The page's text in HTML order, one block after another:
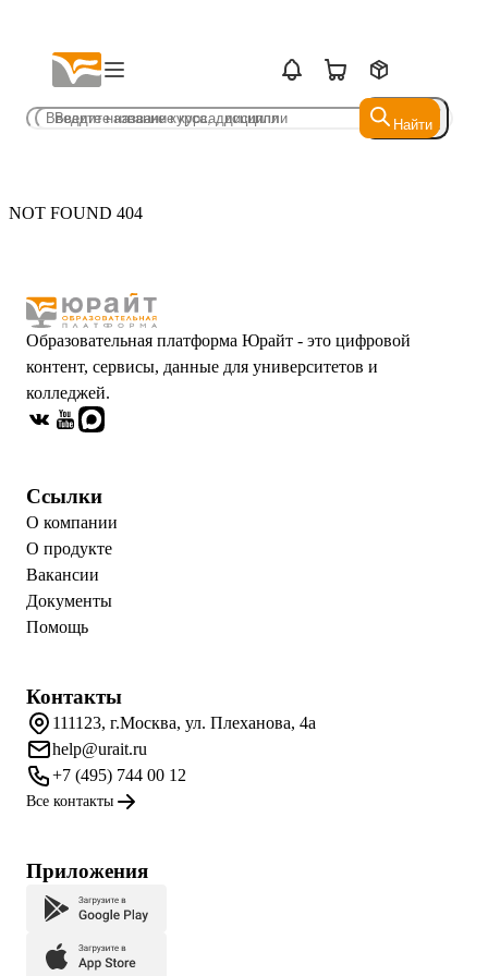
Найти
Найти
NOT FOUND 404
Образовательная платформа Юрайт - это цифровой
контент, сервисы, данные для университетов и
колледжей.
Ссылки
О компании
О продукте
Вакансии
Документы
Помощь
Контакты
111123, г.Москва, ул. Плеханова, 4а
help@urait.ru
+7 (495) 744 00 12
Все контакты
Приложения